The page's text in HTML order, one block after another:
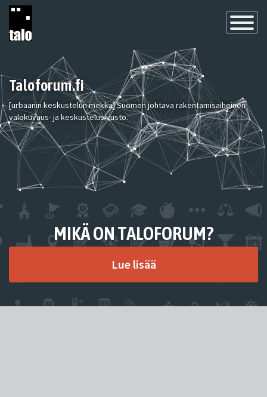
Toggle
Taloforum.fi
[urbaanin keskustelun mekka] Suomen johtava rakentamisaiheinen
valokuvaus- ja keskustelusivusto.
MIKÄ ON TALOFORUM?
Lue lisää